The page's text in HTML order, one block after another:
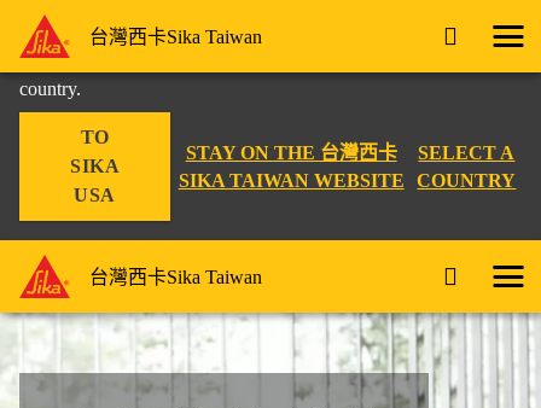
You are accessing "台灣西卡Sika Taiwan", it seems you are
accessing it from "美国". We have a dedicated website for your
country.
TO
SIKA
USA
STAY ON THE 台灣西卡
SIKA TAIWAN WEBSITE
SELECT A
COUNTRY
台灣西卡Sika Taiwan
台灣西卡Sika Taiwan